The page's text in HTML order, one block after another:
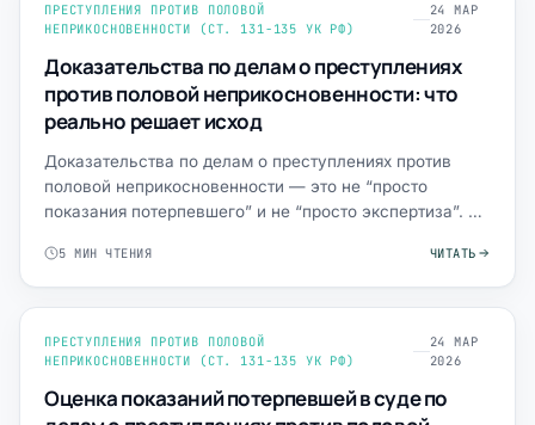
ПРЕСТУПЛЕНИЯ ПРОТИВ ПОЛОВОЙ
НЕПРИКОСНОВЕННОСТИ (СТ. 131-135 УК РФ)
24 МАР
2026
Доказательства по делам о преступлениях
против половой неприкосновенности: что
реально решает исход
Доказательства по делам о преступлениях против
половой неприкосновенности — это не “просто
показания потерпевшего” и не “просто экспертиза”. В
5 МИН ЧТЕНИЯ ЧИТАТЬ
ПРЕСТУПЛЕНИЯ ПРОТИВ ПОЛОВОЙ
НЕПРИКОСНОВЕННОСТИ (СТ. 131-135 УК РФ)
24 МАР
2026
Оценка показаний потерпевшей в суде по